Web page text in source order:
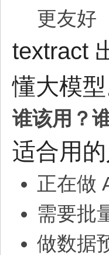
更友好
textract
懂大模型
谁该用？
适合用的
正在做
需要批
做数据